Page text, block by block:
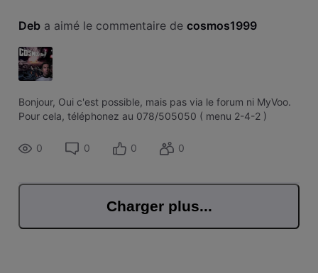
Deb a aimé le commentaire de cosmos1999
Bonjour, Oui c'est possible, mais pas via le forum ni MyVoo.
Pour cela, téléphonez au 078/505050 ( menu 2-4-2 )
0 0 0 0
Charger plus...